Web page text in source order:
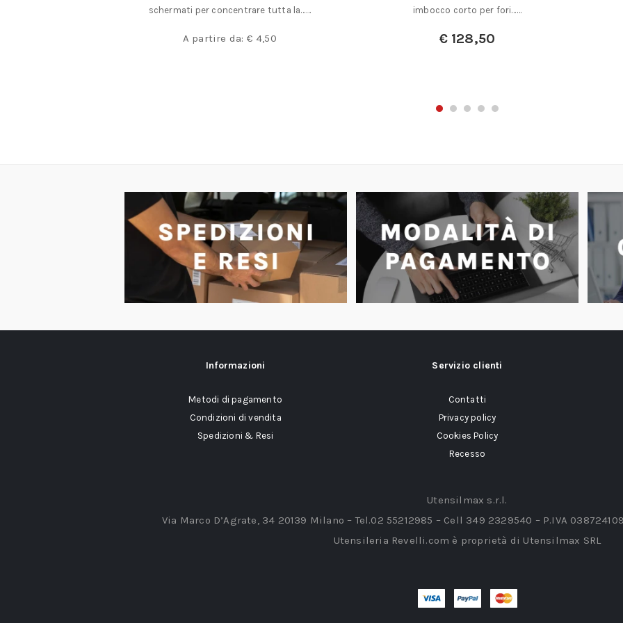
schermati per concentrare tutta la……
A partire da: € 4,50
imbocco corto per fori……
€128,50
Informazioni
Metodi di pagamento
Condizioni di vendita
Spedizioni & Resi
Servizio clienti
Contatti
Privacy policy
Cookies Policy
Recesso
Utensilmax s.r.l.
Via Marco D’Agrate, 34 20139 Milano – Tel.02 55212985 – Cell 349 2329540 – P.IVA
Utensileria Revelli.com è proprietà di Utensilmax SRL